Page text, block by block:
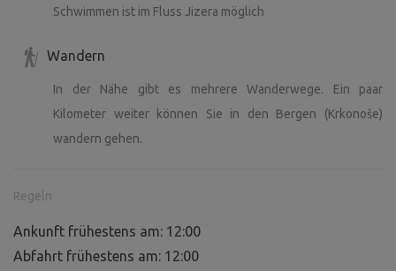
Schwimmen ist im Fluss Jizera möglich
Wandern
In der Nähe gibt es mehrere Wanderwege. Ein paar
Kilometer weiter können Sie in den Bergen (Krkonoše)
wandern gehen.
Regeln
Ankunft frühestens am: 12:00
Abfahrt frühestens am: 12:00